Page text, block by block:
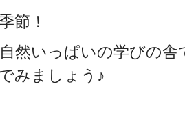
節！
然いっぱいの学びの舎
みましょう♪